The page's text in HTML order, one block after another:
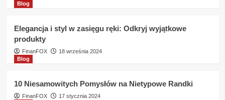
Blog
Elegancja i styl w zasięgu ręki: Odkryj wyjątkowe
produkty
FinanFOX
18 września 2024
Blog
10 Niesamowitych Pomysłów na Nietypowe Randki
FinanFOX
17 stycznia 2024